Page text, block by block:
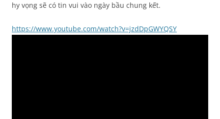
hy vọng sẽ có tin vui vào ngày bầu chung kết.
https://www.youtube.com/watch?v=jzdDpGWYQSY